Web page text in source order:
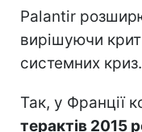
Palantir
вирішуючи
системних криз.
Так, у Франції
терактів 2015